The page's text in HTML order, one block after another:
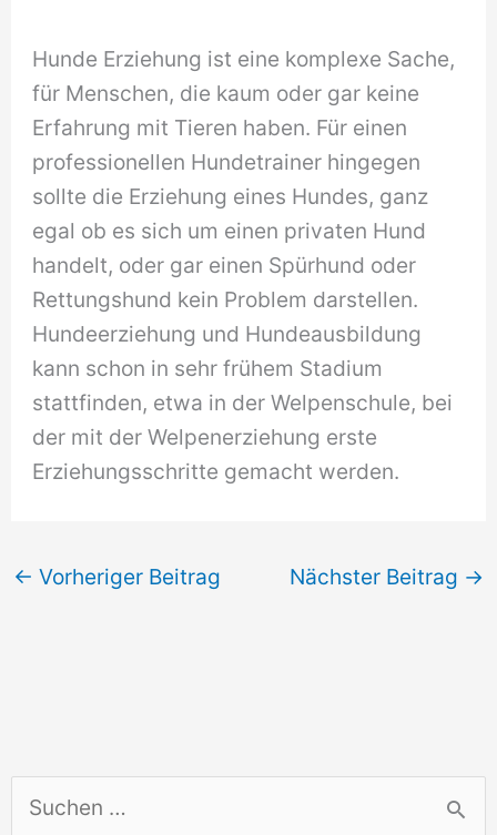
Hunde Erziehung ist eine komplexe Sache,
für Menschen, die kaum oder gar keine
Erfahrung mit Tieren haben. Für einen
professionellen Hundetrainer hingegen
sollte die Erziehung eines Hundes, ganz
egal ob es sich um einen privaten Hund
handelt, oder gar einen Spürhund oder
Rettungshund kein Problem darstellen.
Hundeerziehung und Hundeausbildung
kann schon in sehr frühem Stadium
stattfinden, etwa in der Welpenschule, bei
der mit der Welpenerziehung erste
Erziehungsschritte gemacht werden.
← Vorheriger Beitrag Nächster Beitrag →